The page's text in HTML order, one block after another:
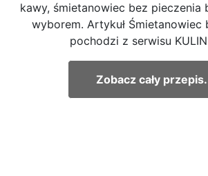
kawy, śmietanowiec bez pieczenia
wyborem. Artykuł Śmietanowiec
pochodzi z serwisu
Zobacz cały